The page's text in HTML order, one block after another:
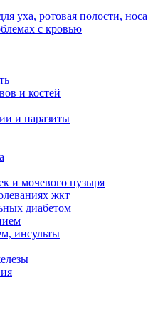
уха, ротовая полости, носа
с кровью
и костей
и паразиты
и мочевого пузыря
жкт
диабетом
инсульты